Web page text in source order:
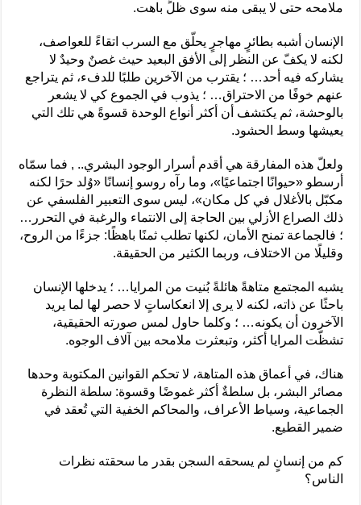
ملامحه حتى لا يبقى منه سوى ظلٍّ باهت.
الإنسان أشبه بطائرٍ مهاجرٍ يحلّق مع السرب اتقاءً للعواصف،
لكنه لا يكفّ عن النظر إلى الأفق البعيد حيث غصنٌ وحيدٌ لا
يشاركه فيه أحد… ؛ يقترب من الآخرين طلبًا للدفء، ثم يتراجع
عنهم خوفًا من الاحتراق… ؛ يذوب في الجموع كي لا يشعر
بالوحشة، ثم يكتشف أن أكثر أنواع الوحدة قسوةً هي تلك التي
يعيشها وسط الحشود.
ولعلّ هذه المفارقة هي أقدم أسرار الوجود البشري.. , فما سمّاه
أرسطو «حيوانًا اجتماعيًا»، وما رآه روسو إنسانًا «وُلد حرًا لكنه
مكبّل بالأغلال في كل مكان»، ليس سوى التعبير الفلسفي عن
ذلك الصراع الأزلي بين الحاجة إلى الانتماء والرغبة في التحرر…
؛ فالجماعة تمنح الأمان، لكنها تطلب ثمنًا باهظًا: جزءًا من الروح،
وقليلًا من الاختلاف، وربما الكثير من الحقيقة.
يشبه المجتمع متاهةً هائلةً بُنيت من المرايا… ؛ يدخلها الإنسان
باحثًا عن ذاته، لكنه لا يرى إلا انعكاساتٍ لا حصر لها لما يريد
الآخرون أن يكونه… ؛ وكلما حاول لمس صورته الحقيقية،
تشظّت المرايا أكثر، وتبعثرت ملامحه بين آلاف الوجوه.
هناك، في أعماق هذه المتاهة، لا تحكم القوانين المكتوبة وحدها
مصائر البشر، بل سلطةٌ أكثر غموضًا وقسوة: سلطة النظرة
الجماعية، وسياط الأعراف، والمحاكم الخفية التي تُعقد في
ضمير القطيع.
كم من إنسانٍ لم يسحقه السجن بقدر ما سحقته نظرات
الناس؟